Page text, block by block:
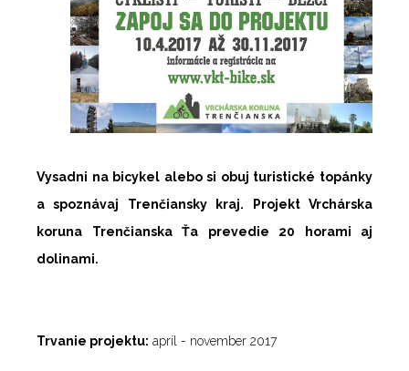
Vysadni na bicykel alebo si obuj turistické topánky
a spoznávaj Trenčiansky kraj. Projekt Vrchárska
koruna Trenčianska Ťa prevedie 20 horami aj
dolinami.
Trvanie projektu: apríl - november 2017